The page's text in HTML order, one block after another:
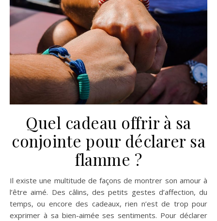
Quel cadeau offrir à sa
conjointe pour déclarer sa
flamme ?
Il existe une multitude de façons de montrer son amour à
l’être aimé. Des câlins, des petits gestes d’affection, du
temps, ou encore des cadeaux, rien n’est de trop pour
exprimer à sa bien-aimée ses sentiments. Pour déclarer